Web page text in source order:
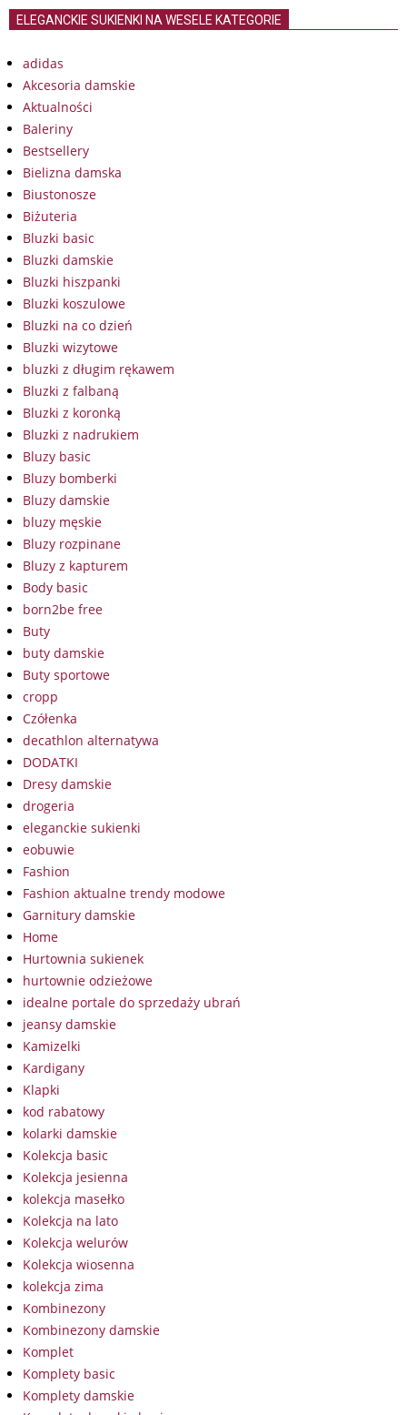
ELEGANCKIE SUKIENKI NA WESELE KATEGORIE
adidas
Akcesoria damskie
Aktualności
Baleriny
Bestsellery
Bielizna damska
Biustonosze
Biżuteria
Bluzki basic
Bluzki damskie
Bluzki hiszpanki
Bluzki koszulowe
Bluzki na co dzień
Bluzki wizytowe
bluzki z długim rękawem
Bluzki z falbaną
Bluzki z koronką
Bluzki z nadrukiem
Bluzy basic
Bluzy bomberki
Bluzy damskie
bluzy męskie
Bluzy rozpinane
Bluzy z kapturem
Body basic
born2be free
Buty
buty damskie
Buty sportowe
cropp
Czółenka
decathlon alternatywa
DODATKI
Dresy damskie
drogeria
eleganckie sukienki
eobuwie
Fashion
Fashion aktualne trendy modowe
Garnitury damskie
Home
Hurtownia sukienek
hurtownie odzieżowe
idealne portale do sprzedaży ubrań
jeansy damskie
Kamizelki
Kardigany
Klapki
kod rabatowy
kolarki damskie
Kolekcja basic
Kolekcja jesienna
kolekcja masełko
Kolekcja na lato
Kolekcja welurów
Kolekcja wiosenna
kolekcja zima
Kombinezony
Kombinezony damskie
Komplet
Komplety basic
Komplety damskie